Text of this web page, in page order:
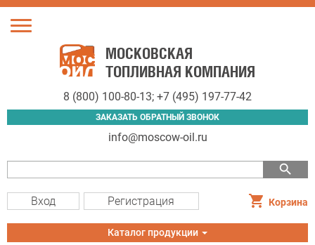
Toggle
МОСКОВСКАЯ
ТОПЛИВНАЯ КОМПАНИЯ
8 (800) 100-80-13; +7 (495) 197-77-42
ЗАКАЗАТЬ ОБРАТНЫЙ ЗВОНОК
info@moscow-oil.ru
search
Вход Регистрация Корзина
Toggle
Каталог продукции